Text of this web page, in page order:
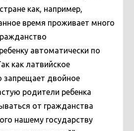
как, например,
время проживает много
автоматически по
как латвийское
запрещает двойное
родители ребенка
от гражданства
нашему государству